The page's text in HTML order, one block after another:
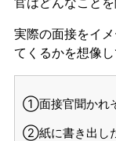
実際の面接をイ
てくるかを想像し
①面接官聞かれ
②紙に書き出し